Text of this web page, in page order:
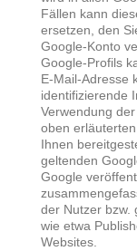
Fällen kann
ersetzen, den
Google-Konto
Google-Profils
E-Mail-Adresse
identifizierende
Verwendung
oben
Ihnen
geltenden
Google
der Nutzer bzw.
wie etwa
Websites.